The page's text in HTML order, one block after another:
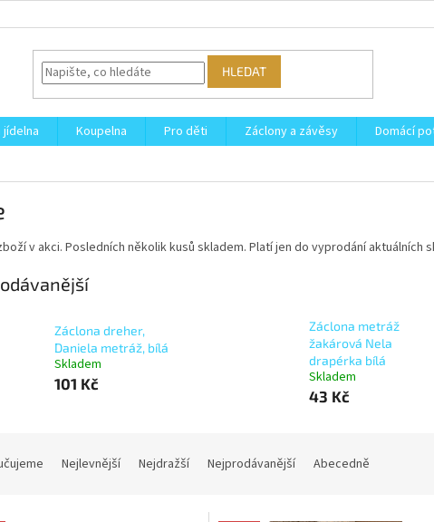
HLEDAT
jídelna Koupelna Pro děti Záclony a závěsy Domácí
v akci. Posledních několik kusů skladem. Platí jen do vyprodání aktuálních
Záclona dreher,
Daniela metráž, bílá
Skladem
101 Kč
Záclona metráž
žakárová Nela
drapérka bílá
Skladem
43 Kč
Nejlevnější Nejdražší Nejprodávanější Abecedně